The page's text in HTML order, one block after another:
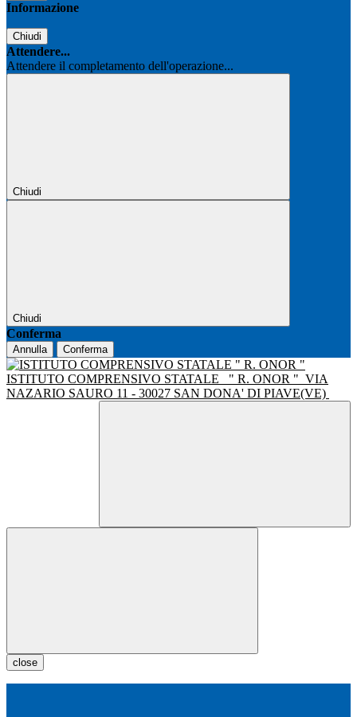
Informazione
Chiudi
Attendere...
Attendere il completamento dell'operazione...
Chiudi
Chiudi
Conferma
Annulla Conferma
ISTITUTO COMPRENSIVO STATALE " R. ONOR " VIA
NAZARIO SAURO 11 - 30027 SAN DONA' DI PIAVE(VE)
close